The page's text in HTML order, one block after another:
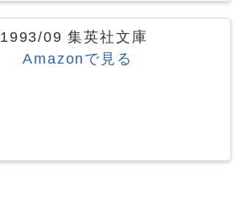
1993/09 集英社文庫
Amazonで見る